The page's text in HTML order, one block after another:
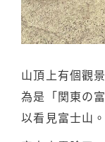
山頂上有個觀
為是「関東の
以看見富士山。